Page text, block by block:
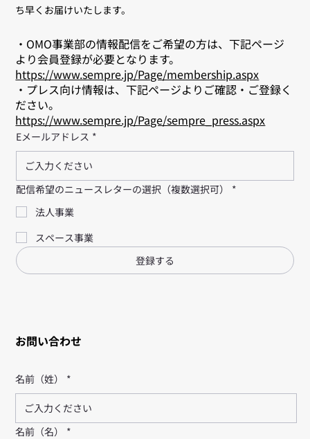
ち早くお届けいたします。
・OMO事業部の情報配信をご希望の方は、下記ページ
より会員登録が必要となります。
https://www.sempre.jp/Page/membership.aspx
・プレス向け情報は、下記ページよりご確認・ご登録く
ださい。
https://www.sempre.jp/Page/sempre_press.aspx
Eメールアドレス *
配信希望のニュースレターの選択（複数選択可）
*
法人事業
スペース事業
登録する
お問い合わせ
名前（姓） *
名前（名） *